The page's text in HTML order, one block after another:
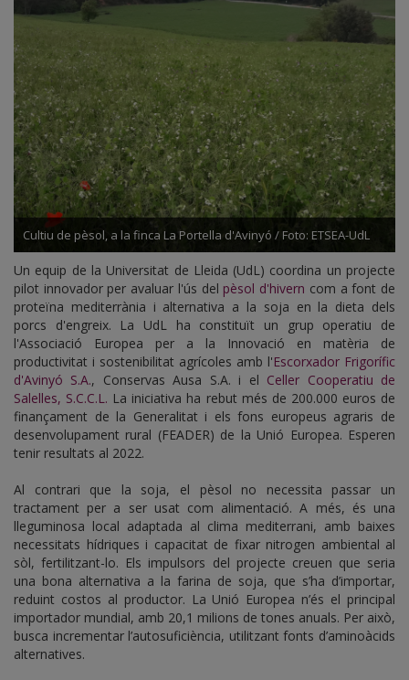
Cultiu de pèsol, a la finca La Portella d'Avinyó / Foto: ETSEA-UdL
Un equip de la Universitat de Lleida (UdL) coordina un projecte
pilot innovador per avaluar l'ús del pèsol d'hivern com a font de
proteïna mediterrània i alternativa a la soja en la dieta dels
porcs d'engreix. La UdL ha constituït un grup operatiu de
l'Associació Europea per a la Innovació en matèria de
productivitat i sostenibilitat agrícoles amb l'Escorxador Frigorífic
d'Avinyó S.A., Conservas Ausa S.A. i el Celler Cooperatiu de
Salelles, S.C.C.L. La iniciativa ha rebut més de 200.000 euros de
finançament de la Generalitat i els fons europeus agraris de
desenvolupament rural (FEADER) de la Unió Europea. Esperen
tenir resultats al 2022.
Al contrari que la soja, el pèsol no necessita passar un
tractament per a ser usat com alimentació. A més, és una
lleguminosa local adaptada al clima mediterrani, amb baixes
necessitats hídriques i capacitat de fixar nitrogen ambiental al
sòl, fertilitzant-lo. Els impulsors del projecte creuen que seria
una bona alternativa a la farina de soja, que s’ha d’importar,
reduint costos al productor. La Unió Europea n’és el principal
importador mundial, amb 20,1 milions de tones anuals. Per això,
busca incrementar l’autosuficiència, utilitzant fonts d’aminoàcids
alternatives.